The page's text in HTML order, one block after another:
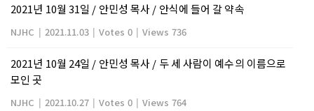
2021년 10월 31일 / 안민성 목사 / 안식에 들어 갈 약속
NJHC | 2021.11.03 | Votes 0 | Views 736
2021년 10월 24일 / 안민성 목사 / 두 세 사람이 예수의 이름으로
모인 곳
NJHC | 2021.10.27 | Votes 0 | Views 764